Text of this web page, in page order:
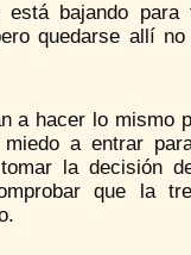
está bajando
quedarse allí
a hacer lo mismo
a entrar
la decisión
que la